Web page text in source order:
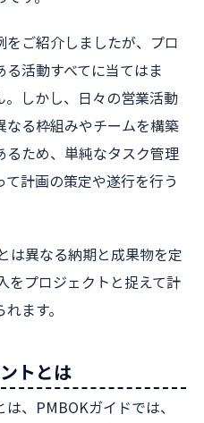
ご紹介しましたが、プロ
活動すべてに当てはま
。しかし、日々の営業活動
る枠組みやチームを構築
るため、単純なタスク管理
計画の策定や遂行を行う
は異なる納期と成果物を定
をプロジェクトと捉えて計
ます。
トとは
、PMBOKガイドでは、